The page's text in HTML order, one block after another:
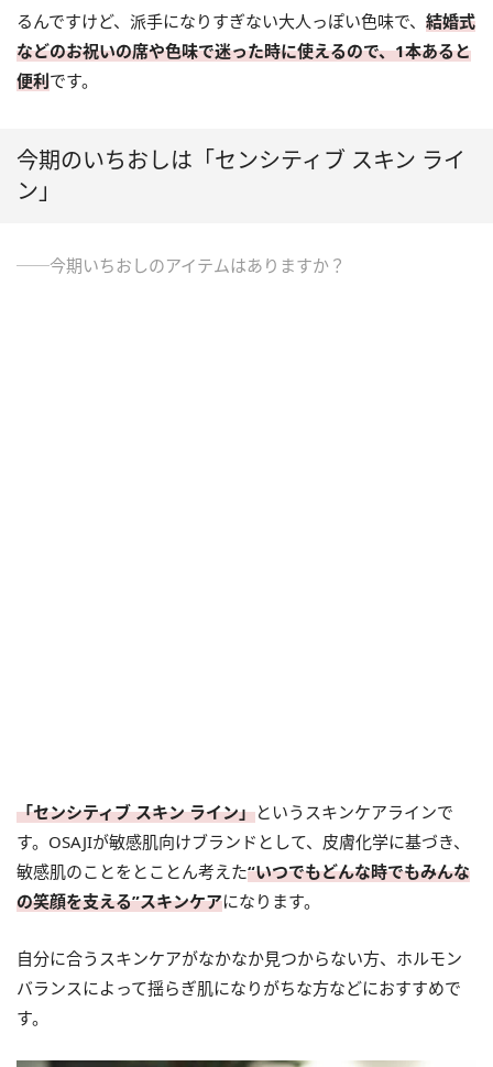
るんですけど、派手になりすぎない大人っぽい色味で、 結婚式
などのお祝いの席や色味で迷った時に使えるので、1本あると
便利です。
今期のいちおしは「センシティブ スキン ライ
ン」
──今期いちおしのアイテムはありますか？
「センシティブ スキン ライン」というスキンケアラインで
す。OSAJIが敏感肌向けブランドとして、皮膚化学に基づき、
敏感肌のことをとことん考えた“いつでもどんな時でもみんな
の笑顔を支える”スキンケアになります。
自分に合うスキンケアがなかなか見つからない方、ホルモン
バランスによって揺らぎ肌になりがちな方などにおすすめで
す。